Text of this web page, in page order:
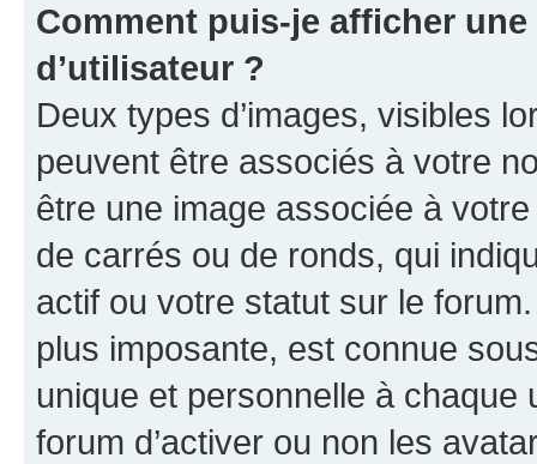
Comment puis-je afficher
d’utilisateur ?
Deux types d’images, visibles
peuvent être associés à votre
être une image associée à
de carrés ou de ronds, qui
actif ou votre statut sur le
plus imposante, est connue
unique et personnelle à chaque
forum d’activer ou non les